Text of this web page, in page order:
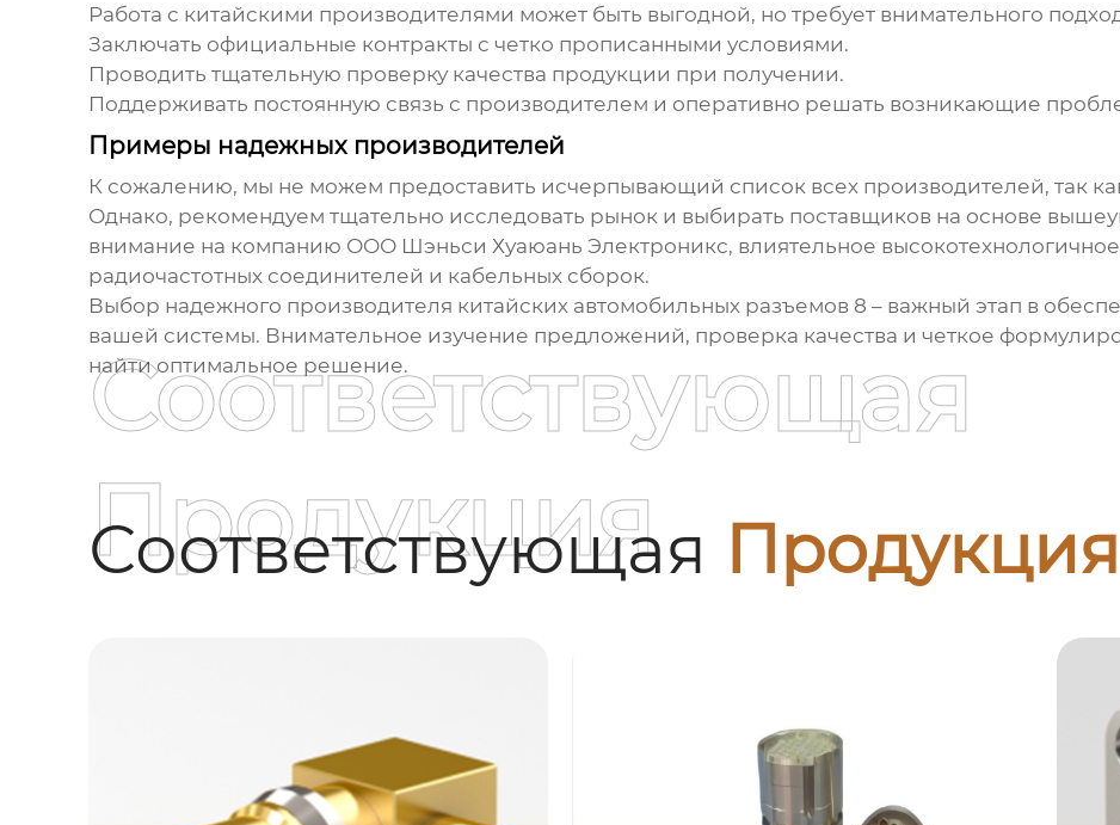
Работа с китайскими производителями может быть выгодной, но требует внимательного
Заключать официальные контракты с четко прописанными условиями.
Проводить тщательную проверку качества продукции при получении.
Поддерживать постоянную связь с производителем и оперативно решать возникающие
Примеры надежных производителей
К сожалению, мы не можем предоставить исчерпывающий список всех производителей, так
Однако, рекомендуем тщательно исследовать рынок и выбирать поставщиков на основе
внимание на компанию ООО Шэньси Хуаюань Электроникс, влиятельное
радиочастотных соединителей и кабельных сборок.
Выбор надежного производителя китайских автомобильных разъемов 8 – важный этап в
вашей системы. Внимательное изучение предложений, проверка качества и четкое
найти оптимальное решение.
Соответствующая Продукция
Соответствующая
Продукция